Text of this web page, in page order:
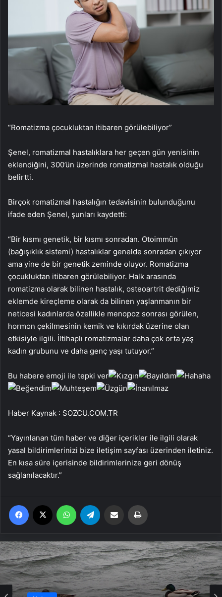
“Romatizma çocukluktan itibaren görülebiliyor”
Şenel, romatizmal hastalıklara her geçen gün yenisinin
eklendiğini, 300’ün üzerinde romatizmal hastalık olduğu
belirtti.
Birçok romatizmal hastalığın tedavisinin bulunduğunu
ifade eden Şenel, şunları kaydetti:
“Bir kısmı genetik, bir kısmı sonradan. Otoimmün
(bağışıklık sistemi) hastalıklar genelde sonradan çıkıyor
ama yine de bir genetik zeminde oluyor. Romatizma
çocukluktan itibaren görülebiliyor. Halk arasında
romatizma olarak bilinen hastalık, osteoartrit dediğimiz
eklemde kireçleme olarak da bilinen yaşlanmanın bir
neticesi kadınlarda özellikle menopoz sonrası görülen,
hormon çekilmesinin kemik ve kıkırdak üzerine olan
etkisiyle ilgili. İltihaplı romatizmalar daha çok orta yaş
kadın grubunu ve daha genç yaşı tutuyor.”
Bu habere emoji ile tepki ver
Haber Kaynak : SOZCU.COM.TR
“Yayınlanan tüm haber ve diğer içerikler ile ilgili olarak
yasal bildirimlerinizi bize iletişim sayfası üzerinden iletiniz.
En kısa süre içerisinde bildirimlerinize geri dönüş
sağlanılacaktır.”
Facebook WhatsApp Email'den paylaş